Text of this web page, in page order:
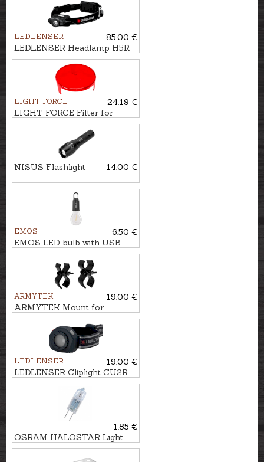
LEDLENSER
85.00 €
LEDLENSER Headlamp H5R
CORE
LIGHT FORCE
24.19 €
LIGHT FORCE Filter for
searchlight STRIKER, 170mm
14.00 €
NISUS Flashlight
EMOS
6.50 €
EMOS LED bulb with USB
power supply
ARMYTEK
19.00 €
ARMYTEK Mount for
flashlight AWM-01
LEDLENSER
19.00 €
LEDLENSER Cliplight CU2R
1.85 €
OSRAM HALOSTAR Light
bulb 35W 12V